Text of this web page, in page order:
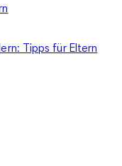
Tipps für Eltern